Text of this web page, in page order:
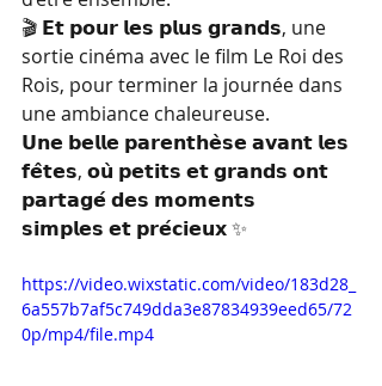
🎬 𝗘𝘁 𝗽𝗼𝘂𝗿 𝗹𝗲𝘀 𝗽𝗹𝘂𝘀 𝗴𝗿𝗮𝗻𝗱𝘀, une
sortie cinéma avec le film Le Roi des
Rois, pour terminer la journée dans
une ambiance chaleureuse.
𝗨𝗻𝗲 𝗯𝗲𝗹𝗹𝗲 𝗽𝗮𝗿𝗲𝗻𝘁𝗵𝗲̀𝘀𝗲 𝗮𝘃𝗮𝗻𝘁 𝗹𝗲𝘀
𝗳𝗲̂𝘁𝗲𝘀, 𝗼𝘂̀ 𝗽𝗲𝘁𝗶𝘁𝘀 𝗲𝘁 𝗴𝗿𝗮𝗻𝗱𝘀 𝗼𝗻𝘁
𝗽𝗮𝗿𝘁𝗮𝗴𝗲́ 𝗱𝗲𝘀 𝗺𝗼𝗺𝗲𝗻𝘁𝘀
𝘀𝗶𝗺𝗽𝗹𝗲𝘀 𝗲𝘁 𝗽𝗿𝗲́𝗰𝗶𝗲𝘂𝘅 ✨
https://video.wixstatic.com/video/183d28_
6a557b7af5c749dda3e87834939eed65/72
0p/mp4/file.mp4